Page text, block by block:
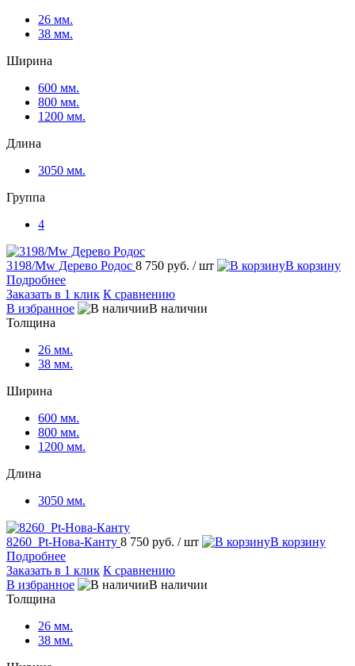
26 мм.
38 мм.
Ширина
600 мм.
800 мм.
1200 мм.
Длина
3050 мм.
Группа
4
3198/Mw Дерево Родос 8 750 руб. / шт
В корзину
Подробнее
Заказать в 1 клик К сравнению
В избранное
В наличии
Толщина
26 мм.
38 мм.
Ширина
600 мм.
800 мм.
1200 мм.
Длина
3050 мм.
8260_Pt-Нова-Канту 8 750 руб. / шт
В корзину
Подробнее
Заказать в 1 клик К сравнению
В избранное
В наличии
Толщина
26 мм.
38 мм.